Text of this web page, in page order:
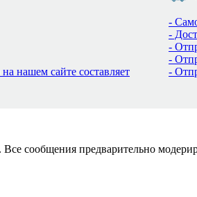
нашем сайте составляет
-
-
-
-
-
сообщения предварительно